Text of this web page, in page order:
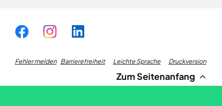
Fehler melden Fußzeile
Links
Barrierefreiheit Leichte Sprache Druckversion
Zum Seitenanfang